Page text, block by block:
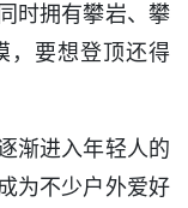
时拥有攀岩、攀
，要想登顶还得
渐进入年轻人的
为不少户外爱好